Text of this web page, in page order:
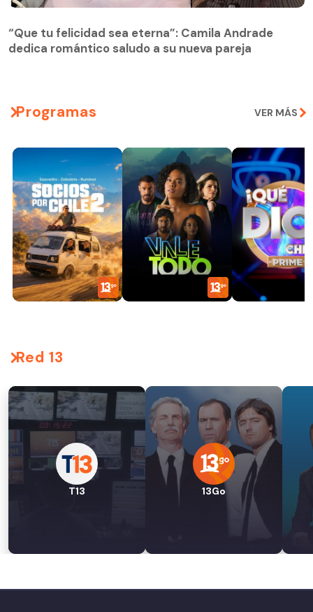
“Que tu felicidad sea eterna”: Camila Andrade
dedica romántico saludo a su nueva pareja
Programas VER MÁS
Red 13
T13 13Go